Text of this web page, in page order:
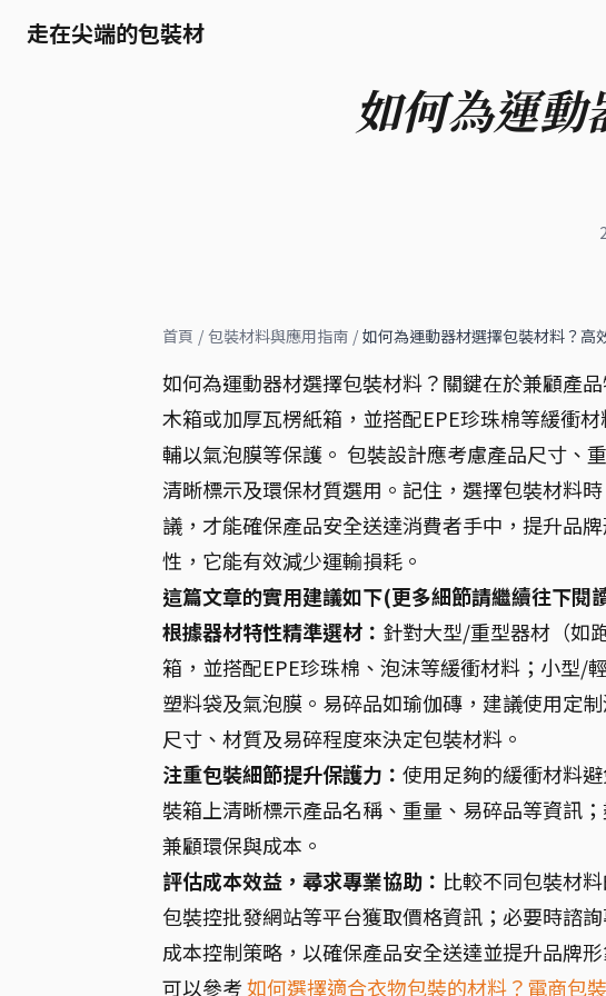
走在尖端的包裝材
如何為運
首頁 / 包裝材料與應用指南 / 如何為運動器材選擇包裝材料？高
如何為運動器材選擇包裝材料？關鍵在於兼顧產
木箱或加厚瓦楞紙箱，並搭配EPE珍珠棉等緩衝
輔以氣泡膜等保護。 包裝設計應考慮產品尺寸、
清晰標示及環保材質選用。記住，選擇包裝材料
議，才能確保產品安全送達消費者手中，提升品
性，它能有效減少運輸損耗。
這篇文章的實用建議如下(更多細節請繼續往下閱
根據器材特性精準選材： 針對大型/重型器材（如
箱，並搭配EPE珍珠棉、泡沫等緩衝材料；小型/
塑料袋及氣泡膜。易碎品如瑜伽磚，建議使用定
尺寸、材質及易碎程度來決定包裝材料。
注重包裝細節提升保護力： 使用足夠的緩衝材料
裝箱上清晰標示產品名稱、重量、易碎品等資訊
兼顧環保與成本。
評估成本效益，尋求專業協助： 比較不同包裝材
包裝控批發網站等平台獲取價格資訊；必要時諮
成本控制策略，以確保產品安全送達並提升品牌形
可以參考如何選擇適合衣物包裝的材料？電商包